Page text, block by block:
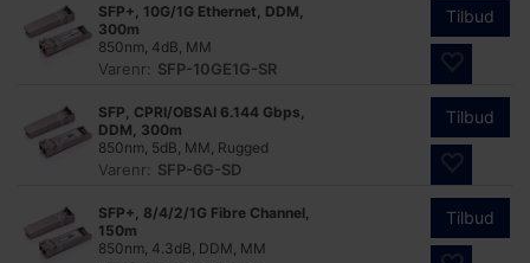
SFP+, 10G/1G Ethernet, DDM,
300m
850nm, 4dB, MM
Varenr: SFP-10GE1G-SR
Tilbud
SFP, CPRI/OBSAI 6.144 Gbps,
DDM, 300m
850nm, 5dB, MM, Rugged
Varenr: SFP-6G-SD
Tilbud
SFP+, 8/4/2/1G Fibre Channel,
150m
850nm, 4.3dB, DDM, MM
Tilbud